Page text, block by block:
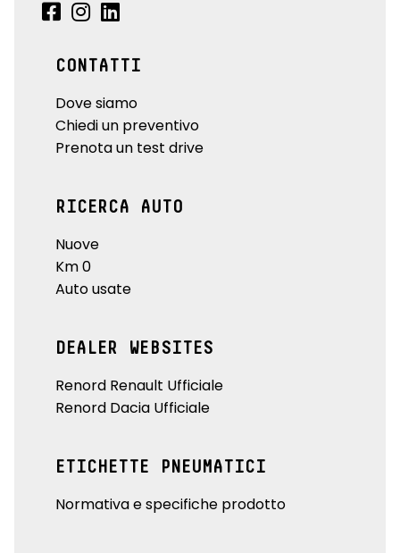
CONTATTI
Dove siamo
Chiedi un preventivo
Prenota un test drive
RICERCA AUTO
Nuove
Km 0
Auto usate
DEALER WEBSITES
Renord Renault Ufficiale
Renord Dacia Ufficiale
ETICHETTE PNEUMATICI
Normativa e specifiche prodotto